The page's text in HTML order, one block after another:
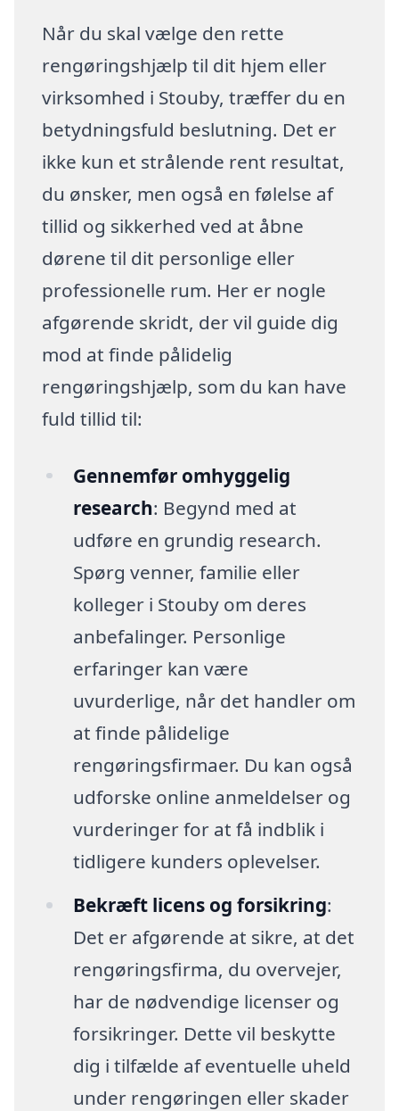
Når du skal vælge den rette
rengøringshjælp til dit hjem eller
virksomhed i Stouby, træffer du en
betydningsfuld beslutning. Det er
ikke kun et strålende rent resultat,
du ønsker, men også en følelse af
tillid og sikkerhed ved at åbne
dørene til dit personlige eller
professionelle rum. Her er nogle
afgørende skridt, der vil guide dig
mod at finde pålidelig
rengøringshjælp, som du kan have
fuld tillid til:
Gennemfør omhyggelig
research: Begynd med at
udføre en grundig research.
Spørg venner, familie eller
kolleger i Stouby om deres
anbefalinger. Personlige
erfaringer kan være
uvurderlige, når det handler om
at finde pålidelige
rengøringsfirmaer. Du kan også
udforske online anmeldelser og
vurderinger for at få indblik i
tidligere kunders oplevelser.
Bekræft licens og forsikring:
Det er afgørende at sikre, at det
rengøringsfirma, du overvejer,
har de nødvendige licenser og
forsikringer. Dette vil beskytte
dig i tilfælde af eventuelle uheld
under rengøringen eller skader